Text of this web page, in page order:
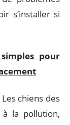
s’installer si
pour
chiens des
la pollution,